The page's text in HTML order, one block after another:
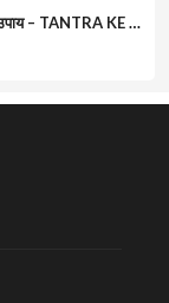
तंत्र के सरल उपाय – TANTRA KE SARAL UPAAY